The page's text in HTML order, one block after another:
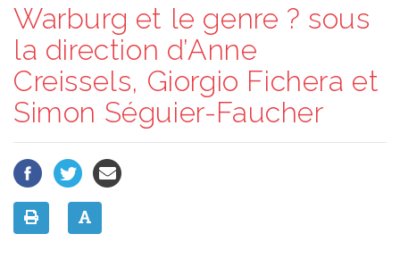
Warburg et le genre ? sous
la direction d’Anne
Creissels, Giorgio Fichera et
Simon Séguier-Faucher